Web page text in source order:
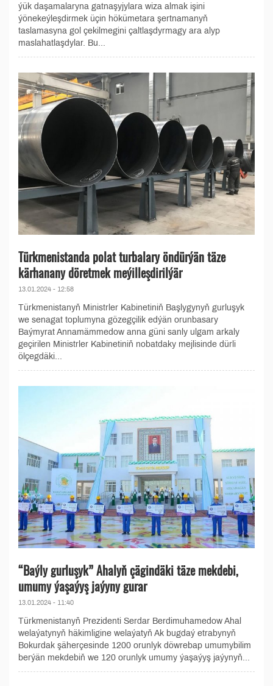
ýük daşamalaryna gatnaşyjylara wiza almak işini
ýönekeýleşdirmek üçin hökümetara şertnamanyň
taslamasyna gol çekilmegini çaltlaşdyrmagy ara alyp
maslahatlaşdylar. Bu...
Türkmenistanda polat turbalary öndürýän täze
kärhanany döretmek meýilleşdirilýär
13.01.2024 - 12:58
Türkmenistanyň Ministrler Kabinetiniň Başlygynyň gurluşyk
we senagat toplumyna gözegçilik edýän orunbasary
Baýmyrat Annamämmedow anna güni sanly ulgam arkaly
geçirilen Ministrler Kabinetiniň nobatdaky mejlisinde dürli
ölçegdäki...
“Baýly gurluşyk” Ahalyň çägindäki täze mekdebi,
umumy ýaşaýyş jaýyny gurar
13.01.2024 - 11:40
Türkmenistanyň Prezidenti Serdar Berdimuhamedow Ahal
welaýatynyň häkimligine welaýatyň Ak bugdaý etrabynyň
Bokurdak şäherçesinde 1200 orunlyk döwrebap umumybilim
berýän mekdebiň we 120 orunlyk umumy ýaşaýyş jaýynyň...